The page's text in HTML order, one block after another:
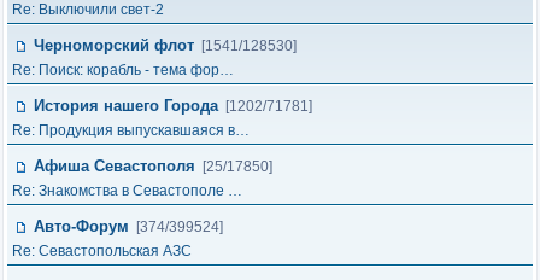
Re: Выключили свет-2
Черноморский флот [1541/128530]
Re: Поиск: корабль - тема фор…
История нашего Города [1202/71781]
Re: Продукция выпускавшаяся в…
Афиша Севастополя
[25/17850]
Re: Знакомства в Севастополе …
Авто-Форум
[374/399524]
Re: Севастопольская АЗС